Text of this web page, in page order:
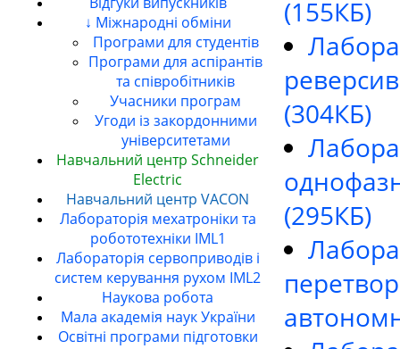
↓ Міжнародні обміни
Програми для студентів
Програми для аспірантів
та співробітників
Учасники програм
Угоди із закордонними
університетами
Навчальний центр Schneider
Electric
Навчальний центр VACON
Лабораторія мехатроніки та
робототехніки IML1
Лабораторія сервоприводів і
систем керування рухом IML2
Наукова робота
Мала академія наук України
Освітні програми підготовки
(155КБ)
(304КБ)
(295КБ)